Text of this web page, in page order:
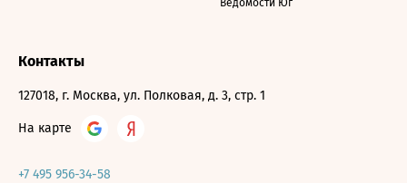
Ведомости Юг
Контакты
127018, г. Москва, ул. Полковая, д. 3, стр. 1
На карте
+7 495 956-34-58